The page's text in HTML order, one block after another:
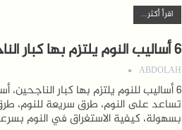
اقرأ أكثر...
6 أساليب النوم يلتزم بها كبار الناجحين
ABDOLAH
6 أساليب للنوم يلتزم بها كبار الناجحين،
تساعد على النوم، طرق سريعة للنوم،
بسهولة، كيفية الاستغراق في النوم